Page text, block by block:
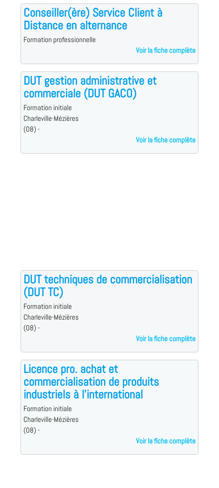
Conseiller(ère) Service Client à
Distance en alternance
Formation professionnelle
Voir la fiche complète
DUT gestion administrative et
commerciale (DUT GACO)
Formation initiale
Charleville-Mézières
(08) -
Voir la fiche complète
DUT techniques de commercialisation
(DUT TC)
Formation initiale
Charleville-Mézières
(08) -
Voir la fiche complète
Licence pro. achat et
commercialisation de produits
industriels à l'international
Formation initiale
Charleville-Mézières
(08) -
Voir la fiche complète